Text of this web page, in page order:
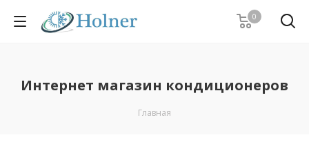
0
Интернет магазин кондиционеров
Главная